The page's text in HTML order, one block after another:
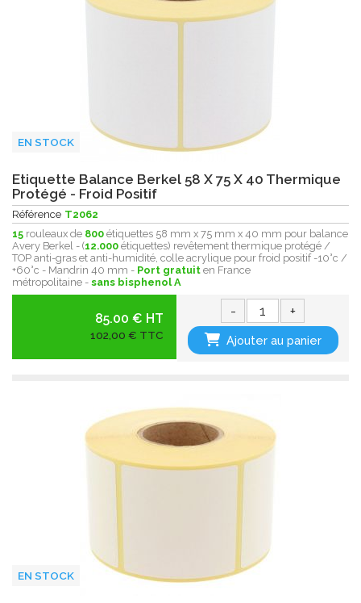
EN STOCK
Etiquette Balance Berkel 58 X 75 X 40 Thermique
Protégé - Froid Positif
Référence T2062
15 rouleaux de 800 étiquettes 58 mm x 75 mm x 40 mm pour balance
Avery Berkel - (12.000 étiquettes) revêtement thermique protégé /
TOP anti-gras et anti-humidité, colle acrylique pour froid positif -10°c /
+60°c - Mandrin 40 mm - Port gratuit en France
métropolitaine - sans bisphenol A
85.00 € HT
102,00 € TTC
- +
Ajouter au panier
EN STOCK